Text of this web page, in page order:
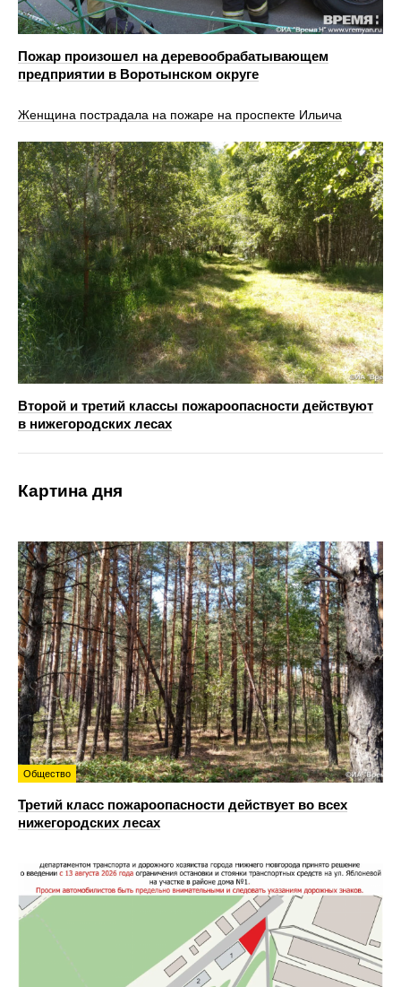
Пожар произошел на деревообрабатывающем
предприятии в Воротынском округе
Женщина пострадала на пожаре на проспекте Ильича
Второй и третий классы пожароопасности действуют
в нижегородских лесах
Картина дня
Общество
Третий класс пожароопасности действует во всех
нижегородских лесах